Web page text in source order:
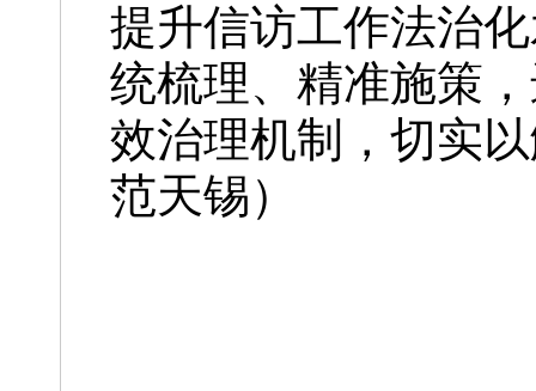
提升信访工作法治
统梳理、精准施策
效治理机制，切实
范天锡）